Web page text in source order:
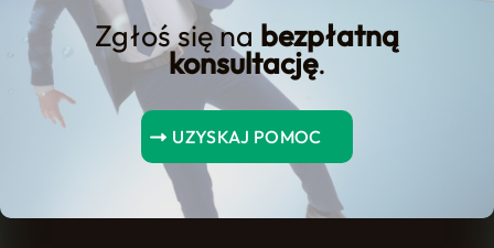
Zgłoś się na bezpłatną
konsultację.
UZYSKAJ POMOC
Spis Treści
Najważniejsze wnioski
Porównanie czasu trwania depozytu
Analiza stałych stóp procentowych